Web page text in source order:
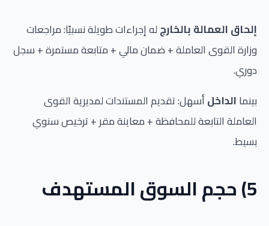
إلحاق العمالة بالخارجله إجراءات طويلة نسبيًا: مراجعات
وزارة القوى العاملة + ضمان مالي + متابعة مستمرة + سجل
دوري.
بينماالداخلأسهل: تقديم المستندات لمديرية القوى
العاملة التابعة للمحافظة + معاينة مقر + ترخيص سنوي
بسيط.
5) حجم السوق المستهدف